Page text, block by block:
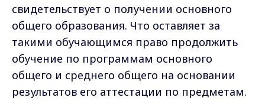
свидетельствует о получении основного
общего образования. Что оставляет за
такими обучающимся право продолжить
обучение по программам основного
общего и среднего общего на основании
результатов его аттестации по предметам.